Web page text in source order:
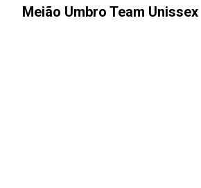
Meião Umbro Team Unissex